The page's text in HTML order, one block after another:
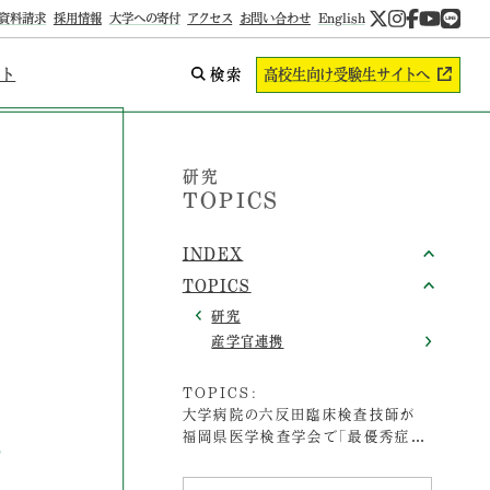
料請求 採用情報 大学への寄付 アクセス お問い合わせ English
検索 高校生向け受験生サイトへ
研究
TOPICS
INDEX
TOPICS
研究
産学官連携
TOPICS:
大学病院の六反田臨床検査技師が
福岡県医学検査学会で「最優秀症例